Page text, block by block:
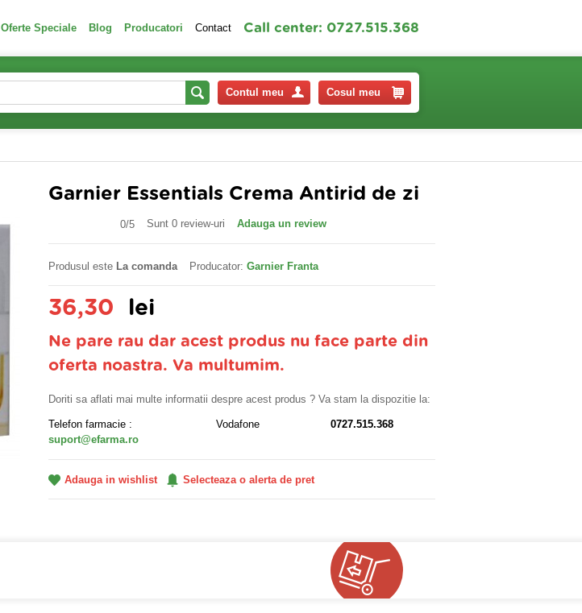
Oferte Speciale Blog Producatori Contact Call center: 0727.515.368
Contul meu Cosul meu
Garnier Essentials Crema Antirid de zi
0/5 Sunt 0 review-uri Adauga un review
Produsul este La comanda Producator: Garnier Franta
36,30 lei
Ne pare rau dar acest produs nu face parte din
oferta noastra. Va multumim.
Doriti sa aflati mai multe informatii despre acest produs ? Va stam la dispozitie la:
Telefon farmacie : Vodafone
0727.515.368
suport@efarma.ro
Adauga in wishlist Selecteaza o alerta de pret